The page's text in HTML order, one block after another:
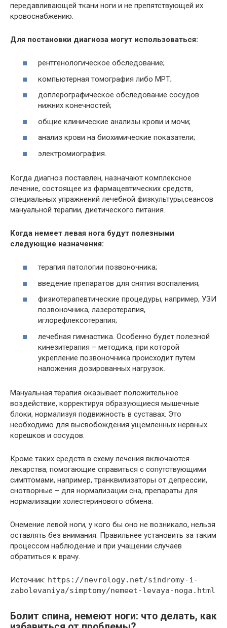
передавливающей ткани ноги и не препятствующей их
кровоснабжению.
Для постановки диагноза могут использоваться:
рентгенологическое обследование;
компьютерная томография либо МРТ;
доплерографическое обследование сосудов
нижних конечностей;
общие клинические анализы крови и мочи;
анализ крови на биохимические показатели;
электромиография.
Когда диагноз поставлен, назначают комплексное
лечение, состоящее из фармацевтических средств,
специальных упражнений лечебной физкультуры,сеансов
мануальной терапии, диетического питания.
Когда немеет левая нога будут полезными
следующие назначения:
терапия патологии позвоночника;
введение препаратов для снятия воспаления;
физиотерапевтические процедуры, например, УЗИ
позвоночника, лазеротерапия,
иглорефлексотерапия;
лечебная гимнастика. Особенно будет полезной
кинезитерапия – методика, при которой
укрепление позвоночника происходит путем
наложения дозированных нагрузок.
Мануальная терапия оказывает положительное
воздействие, корректируя образующиеся мышечные
блоки, нормализуя подвижность в суставах. Это
необходимо для высвобождения ущемленных нервных
корешков и сосудов.
Кроме таких средств в схему лечения включаются
лекарства, помогающие справиться с сопутствующими
симптомами, например, транквилизаторы от депрессии,
снотворные – для нормализации сна, препараты для
нормализации холестеринового обмена.
Онемение левой ноги, у кого бы оно не возникало, нельзя
оставлять без внимания. Правильнее установить за таким
процессом наблюдение и при учащении случаев
обратиться к врачу.
Источник: https://nevrology.net/sindromy-i-
zabolevaniya/simptomy/nemeet-levaya-noga.html
Болит спина, немеют ноги: что делать, как